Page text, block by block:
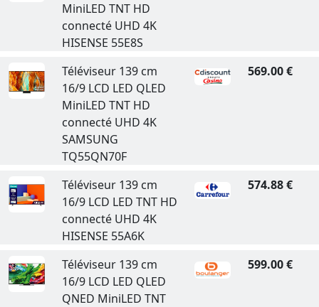
MiniLED TNT HD
connecté UHD 4K
HISENSE 55E8S
Téléviseur 139 cm
16/9 LCD LED QLED
MiniLED TNT HD
connecté UHD 4K
SAMSUNG
TQ55QN70F
569.00 €
Téléviseur 139 cm
16/9 LCD LED TNT HD
connecté UHD 4K
HISENSE 55A6K
574.88 €
Téléviseur 139 cm
16/9 LCD LED QLED
QNED MiniLED TNT
599.00 €